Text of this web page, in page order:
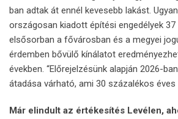
ban adtak át ennél kevesebb lakást.
országosan kiadott építési engedélyek
elsősorban a fővárosban és a megyei
érdemben bővülő kínálatot
években. “Előrejelzésünk alapján 2026-
átadása várható, ami 30 százalékos éves
Már elindult az értékesítés Levélen,